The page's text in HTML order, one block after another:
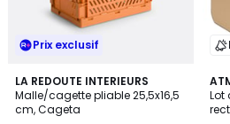
Prix exclusif
LA REDOUTE INTERIEURS
Malle/cagette pliable 25,5x16,5
cm, Cageta
4,8
/ 5
3
Couleurs
Lot
2